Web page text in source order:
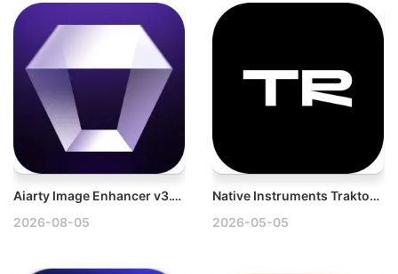
Aiarty Image Enhancer v3.13 Mac图像增强工具破解版
2026-08-05
Native Instruments Traktor Pro v4.5.0.7 Mac DJ音乐制作软件破解版
2026-05-05